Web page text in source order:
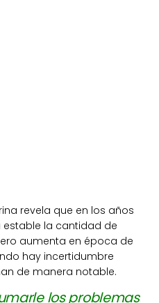
revela que en los años
la cantidad de
aumenta en época de
hay incertidumbre
de manera notable.
los problemas